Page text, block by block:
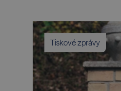
Tiskové zprávy